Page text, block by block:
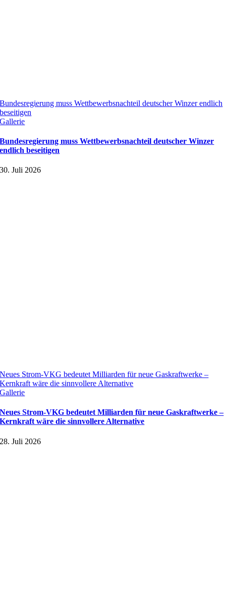
Bundesregierung muss Wettbewerbsnachteil deutscher Winzer endlich
beseitigen
Gallerie
Bundesregierung muss Wettbewerbsnachteil deutscher Winzer
endlich beseitigen
30. Juli 2026
Neues Strom-VKG bedeutet Milliarden für neue Gaskraftwerke –
Kernkraft wäre die sinnvollere Alternative
Gallerie
Neues Strom-VKG bedeutet Milliarden für neue Gaskraftwerke –
Kernkraft wäre die sinnvollere Alternative
28. Juli 2026